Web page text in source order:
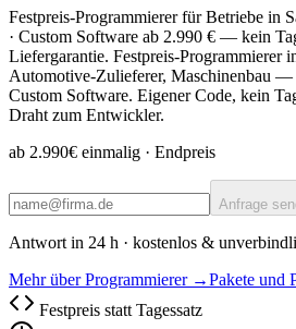
Festpreis-Programmierer für Betriebe in
· Custom Software ab 2.990 € — kein
Liefergarantie. Festpreis-Programmierer
Automotive-Zulieferer, Maschinenbau
Custom Software. Eigener Code, kein
Draht zum Entwickler.
ab 2.990€ einmalig · Endpreis
Anfrage
Antwort in 24 h · kostenlos &
Mehr über Programmierer →Pakete und
Festpreis statt Tagessatz